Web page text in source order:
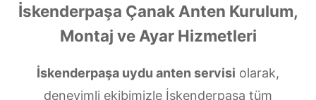
İskenderpaşa Çanak Anten Kurulum,
Montaj ve Ayar Hizmetleri
İskenderpaşa uydu anten servisi olarak,
deneyimli ekibimizle İskenderpaşa tüm